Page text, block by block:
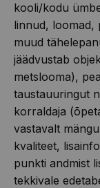
kooli/kodu
linnud, loomad,
muud
jäädvustab
metslooma),
taustauuringut
korraldaja
vastavalt
kvaliteet,
punkti andmist
tekkivale